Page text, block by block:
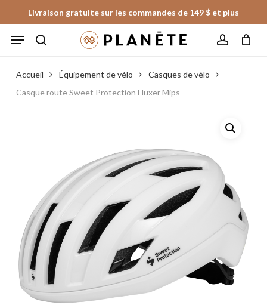
to
main
Livraison gratuite sur les commandes de 149 $ et plus
Menu
Fermer
le
panier
Accueil Équipement de vélo
Casques de vélo
Casque route Sweet Protection Fluxer Mips